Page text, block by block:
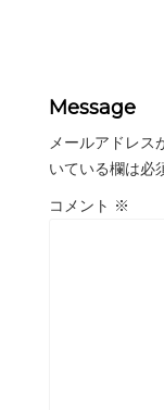
Message
メールアドレス
いている欄は必
コメント ※